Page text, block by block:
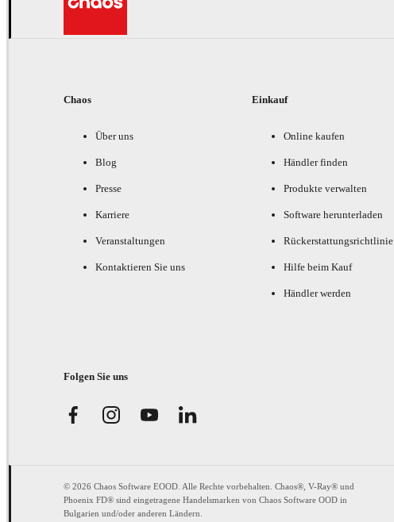
Chaos
Über uns
Blog
Presse
Karriere
Veranstaltungen
Kontaktieren Sie uns
Einkauf
Online kaufen
Händler finden
Produkte verwalten
Software herunterladen
Rückerstattungsrichtlinie
Hilfe beim Kauf
Händler werden
Folgen Sie uns
© 2026 Chaos Software EOOD. Alle Rechte vorbehalten. Chaos®, V-Ray® und
Phoenix FD® sind eingetragene Handelsmarken von Chaos Software OOD in
Bulgarien und/oder anderen Ländern.